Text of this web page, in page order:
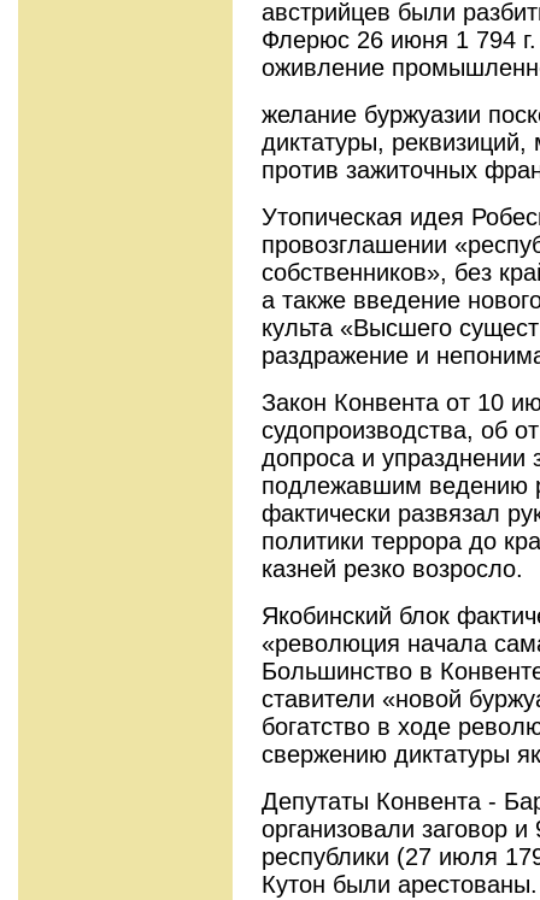
австрийцев были
Флерюс 26 июня 1 794
оживление
желание буржуазии
диктатуры,
против зажиточных
Утопическая идея
провозглашении
собственников», без
а также введение
культа «Высшего
раздражение и
Закон Конвента от 10
судопроизводства, об
допроса и
подлежавшим ведению
фактически развя­зал
политики террора до
казней резко возросло.
Якобинский блок
«революция начала
Большинство в
ставители «новой
богатство в ходе
свержению диктатуры
Депутаты Конвента -
организовали заговор
республики (27 июля
Кутон были